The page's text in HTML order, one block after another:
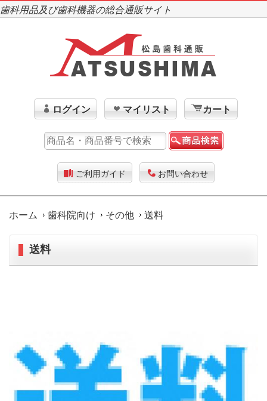
歯科用品及び歯科機器の総合通販サイト
ログイン マイリスト カート
ご利用ガイド お問い合わせ
ホーム 歯科院向け その他 送料
送料